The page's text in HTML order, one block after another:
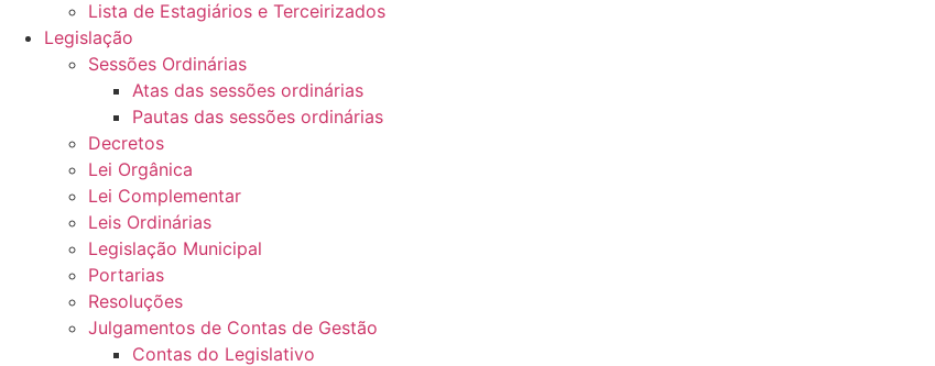
Lista de Estagiários e Terceirizados
Legislação
Sessões Ordinárias
Atas das sessões ordinárias
Pautas das sessões ordinárias
Decretos
Lei Orgânica
Lei Complementar
Leis Ordinárias
Legislação Municipal
Portarias
Resoluções
Julgamentos de Contas de Gestão
Contas do Legislativo